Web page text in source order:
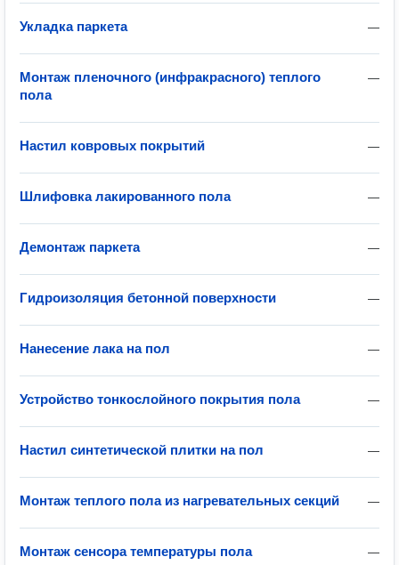
—
Укладка паркета
—
Монтаж пленочного (инфракрасного) теплого
пола
—
Настил ковровых покрытий
—
Шлифовка лакированного пола
—
Демонтаж паркета
—
Гидроизоляция бетонной поверхности
—
Нанесение лака на пол
—
Устройство тонкослойного покрытия пола
—
Настил синтетической плитки на пол
—
Монтаж теплого пола из нагревательных секций
—
Монтаж сенсора температуры пола